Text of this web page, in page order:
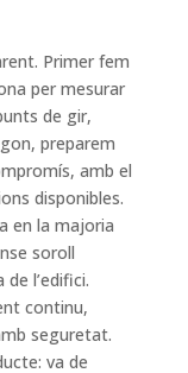
Primer fem
per mesurar
de gir,
preparem
amb el
disponibles.
en la majoria
soroll
l’edifici.
continu,
seguretat.
va de